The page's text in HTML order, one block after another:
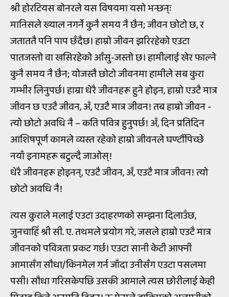
श्री होरटियस बोनरले यस विषयमा यसो भन्छन्ः
मानिसले ख्याल नगर्ने कुनै समय नै छैन; जीवन छोटो छ, र
जताततै पनि पाप छँदैछ। हाम्रो जीवन झरिरहेको एउटा
पातजस्तो वा खसिरहेको आँसु-जस्तो छ। हामीलाई खेर फाल्ने
कुनै समय नै छैन; योजस्तै छोटो जीवनमा हामीले सब कुरा
गम्भीर लिनुपर्छ। हाम्रा धेरै जीवनहरू हुने होइन, हाम्रो एउटै मात्र
जीवन छ एउटै जीवन, अँ, एउटै मात्र जीवन! तब हाम्रो जीवन -
त्यो छोटो अवधि नै – कति पवित्र हुनुपर्छ! अँ, दिन प्रतिदिन
आशिषपूर्ण कामले व्यस्त रहेको हाम्रो जीवनले घण्टौँपिच्छे
नयाँ इनामहरू बटुल्दै जाओस्!
धेरै जीवनहरू होइनन्, एउटै जीवन, अँ, एउटै मात्र जीवन! त्यो
छोटो अवधि नै!
त्यस कुराले मलाई एउटा उदाहरणको सम्झना दिलाउँछ,
जुनचाहिँ श्री सी. ए. तथमले प्रयोग गरे, जसले हाम्रो एउटै मात्र
जीवनको पवित्रता प्रकट गर्छ। एउटा सानी केटी आफ्नी
आमासँग सौधा/किनमेल गर्न जाँदा उनीसँग एउटा पसलमा
पसी। सौधा गरिसकेपछि उसकी आमाले त्यस छोरीलाई केही